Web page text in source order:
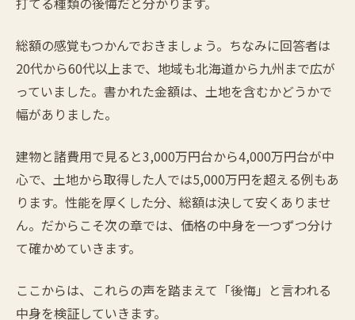
総額の感覚もつかんでおきましょう。ちなみに回答者は
20代から60代以上まで、地域も北海道から九州まで広が
っていました。書かれた金額は、土地を含むかどうかで
幅がありました。
建物と諸費用で見ると3,000万円台から4,000万円台が中
心で、土地から取得した人では5,000万円を超える例もあ
ります。性能を厚くした分、総額は決して安くありませ
ん。だからこそ次の章では、価格の中身を一つずつ分け
て確かめていきます。
ここからは、これらの声を踏まえて「後悔」と言われる
中身を検証していきます。